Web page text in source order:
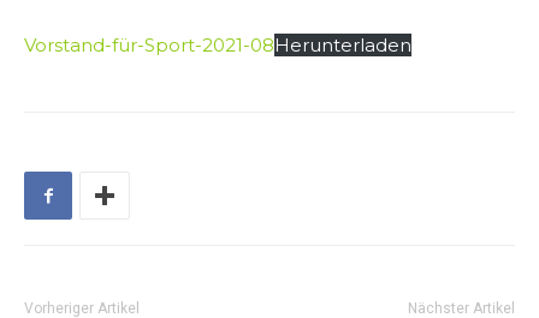
Vorstand-für-Sport-2021-08Herunterladen
Vorheriger Artikel Nächster Artikel